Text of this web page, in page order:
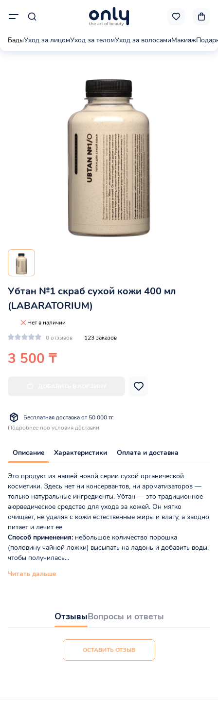
БадыУход за лицомУход за теломУход за волосамиМакияж
Убтан №1 скраб сухой кожи 400 мл
(LABARATORIUM)
Нет в наличии
0 отзывов
123 заказов
3 500 ₸
Бесплатная доставка от 50 000 тг.
Подробнее про условия доставки
Описание Характеристики Оплата и доставка
Это продукт из нашей новой серии сухой органической
косметики. Здесь нет ни консервантов, ни ароматизаторов —
только натуральные ингредиенты. Убтан — это традиционное
аюрведическое средство для ухода за кожей. Он мягко
очищает, не удаляя с кожи естественные жиры и влагу, а заодно
питает и лечит ее
Способ применения: небольшое количество порошка
(половину чайной ложки) высыпать на ладонь и добавить воды,
чтобы получилась...
Читать дальше
ОтзывыВопросы и ответы
ОСТАВИТЬ ОТЗЫВ